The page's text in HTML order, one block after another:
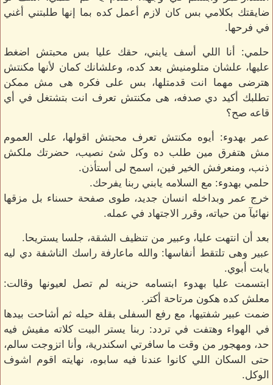
ضايقتك بكلامي بس كان لازم أعمل كده بما إنها طلبتني أغني
في فرحها.
حلمي: أنا اللي أسف يابني، حقك عليا بس محبتش اضغط
عليها، علشان متلومنيش بعد كده، وعلشانك كمان لأنها مكنتش
هترضى مهما انت قدمتلها، بس على فكره هى مش ممكن
تطلبك أكيد دي صدفه، هى مكنتش تعرف انت بتشتغل في أي
قاعه صح؟
عمر بهدوء: أيوه مكنتش تعرف محبتش اقولها، على العموم
مش هتفرق مين طلب ده وكل شئ نصيب، حضرتك ملكش
ذنب، ومنعرفش الخير فين، اسمح لى أستأذن.
حلمي بهدوء: مع السلامه يابني ربنا يفرحك.
خرج عمر وبداخله انسان جديد، طوى صفحة حسناء بل مزقها
نهائيآ من حياته، وقرر الاجتهاد في عمله.
بعد أن انتهت عليا، وعبير من تنظيف الشقة، جلسا يستريحا.
عبير وهى تلتقط أنفاسها: والله ماعارفة راسك الناشفة دي ليه
يابت أبوي.
ابتسمت عليا بهدوء ابتسامه حزينه لم تصل لعيونها وقالت:
معلش كده هكون مرتاحة أكتر.
ضمت عبير شفتيها، مع رفع السفلى بقلة حيله ثم أشاحت بيدها
في الهواء وهتفت في تردد: ربنا يستر البيت كلاته مفيش فيه
حد، ومهجور من وقت ما سافرتي اسكندرية، وأنا اتزوجت سالم،
حتى السكان اللي كانوا عندنا فيه سابوه، نهايته اقوم اشوف
الوكل.